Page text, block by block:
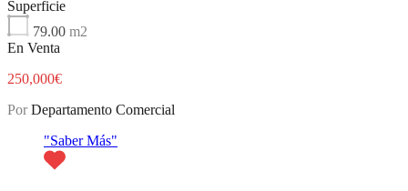
Superficie
79.00 m2
En Venta
250,000€
Por Departamento Comercial
"Saber Más"